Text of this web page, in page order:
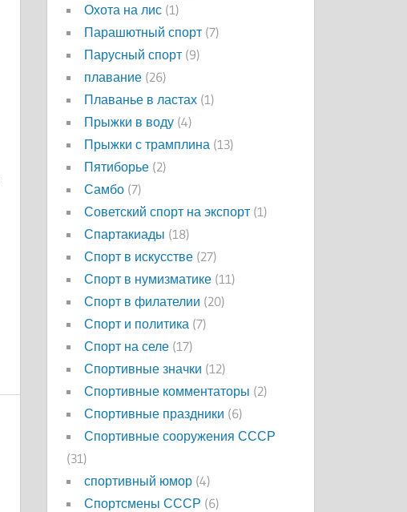
Охота на лис (1)
Парашютный спорт (7)
Парусный спорт (9)
плавание (26)
Плаванье в ластах (1)
Прыжки в воду (4)
Прыжки с трамплина (13)
Пятиборье (2)
Самбо (7)
Советский спорт на экспорт (1)
Спартакиады (18)
Спорт в искусстве (27)
Спорт в нумизматике (11)
Спорт в филателии (20)
Спорт и политика (7)
Спорт на селе (17)
Спортивные значки (12)
Спортивные комментаторы (2)
Спортивные праздники (6)
Спортивные сооружения СССР
(31)
спортивный юмор (4)
Спортсмены СССР (6)